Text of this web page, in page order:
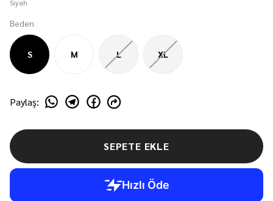
Siyah
Beden
S M L XL
Paylaş:
SEPETE EKLE